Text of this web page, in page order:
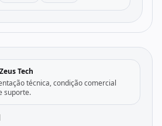
Tech
técnica, condição comercial
suporte.